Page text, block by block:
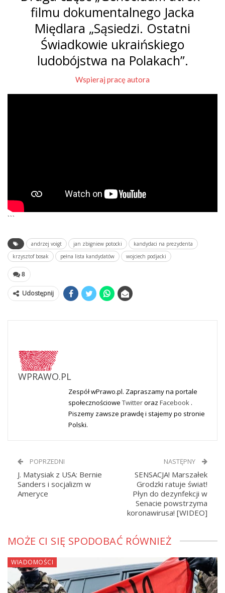
filmu dokumentalnego Jacka
Międlara „Sąsiedzi. Ostatni
Świadkowie ukraińskiego
ludobójstwa na Polakach”.
Wspieraj pracę autora
```
andrzej voigt jan zbigniew potocki
kandydaci na prezydenta
krzysztof bosak
pełna lista kandydatów wojciech podjacki
8
Udostępnij
WPRAWO.PL
Zespół wPrawo.pl. Zapraszamy na portale
społecznościowe Twitteroraz Facebook .
Piszemy zawsze prawdę i stajemy po stronie
Polski.
POPRZEDNI
J. Matysiak z USA: Bernie
Sanders i socjalizm w
Ameryce
NASTĘPNY
SENSACJA! Marszałek
Grodzki ratuje świat!
Płyn do dezynfekcji w
Senacie powstrzyma
koronawirusa! [WIDEO]
MOŻE CI SIĘ SPODOBAĆ RÓWNIEŻ
WIADOMOŚCI